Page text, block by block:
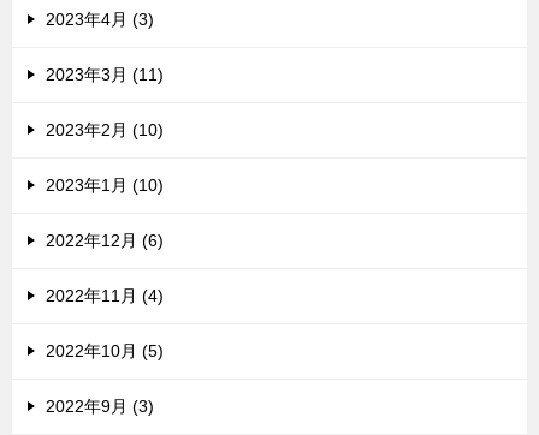
2023年4月 (3)
2023年3月 (11)
2023年2月 (10)
2023年1月 (10)
2022年12月 (6)
2022年11月 (4)
2022年10月 (5)
2022年9月 (3)